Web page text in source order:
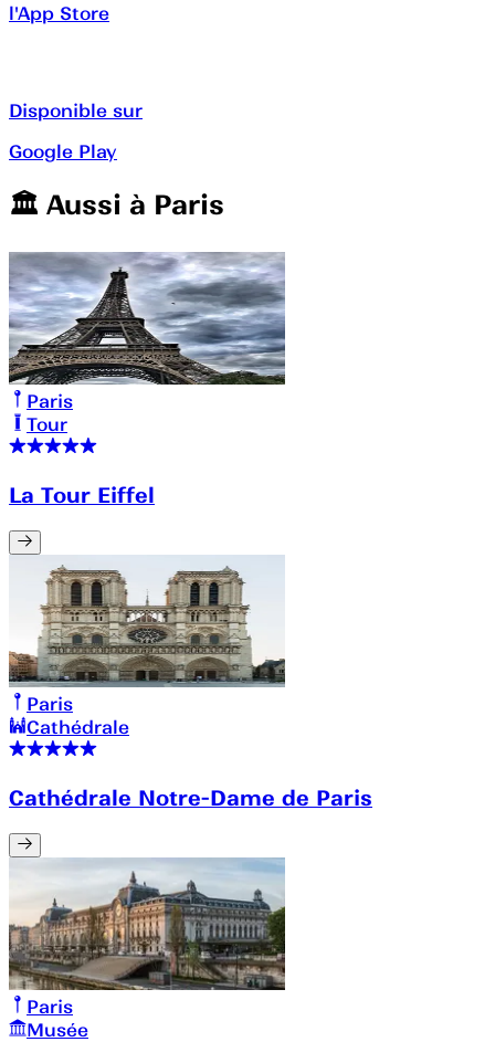
l'App Store
Disponible sur
Google Play
🏛️️ Aussi à Paris
Paris
Tour
La Tour Eiffel
Paris
Cathédrale
Cathédrale Notre-Dame de Paris
Paris
Musée